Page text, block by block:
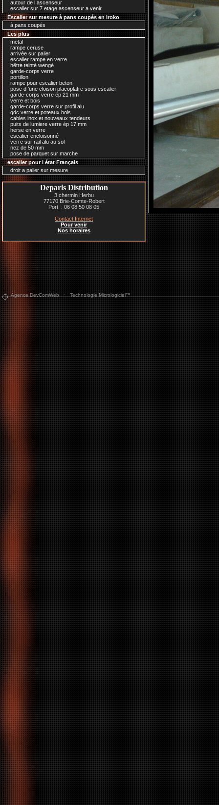
autour de l ascenseur
escalier sur 7 etage ascenseur a venir
Escalier sur mesure à pans coupés en iroko
à pans coupés
Les plus
metal
rampe ceruse
arrivée sur palier
escalier rampe en verre
hêtre teinté wengé
garde-corps verre
portillon
rampe pour escalier beton
pose d 'une cloison placoplatre sous escalier
garde-corps verre ép 21 mm
verre et bois
garde-corps verre sur profil alu
gdc verre et poteaux bois
cables inox et nouveaux tendeurs
puits de lumiere verre ép 17 mm
herse en verre
escalier encloisonné
verre sur rail alu au sol
nez de 50 mm
pose de parquet sur marche
escalier pour l état Français
droit a palier sur mesure
Deparis Distribution
3 chermin Herbu
77170 Brie-Comte-Robert
Port. : 06 08 50 08 05
Contact Internet
Pour venir
Nos horaires
Agence DevComWeb-Technologie Micrologiciel™